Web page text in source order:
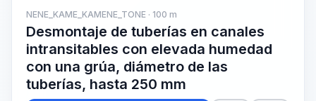
NENE_KAME_KAMENE_TONE · 100 m
Desmontaje de tuberías en canales
intransitables con elevada humedad
con una grúa, diámetro de las
tuberías, hasta 250 mm